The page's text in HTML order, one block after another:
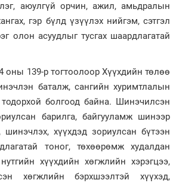
аюулгүй орчин, ажил, амьдралын
гэр бүлд үзүүлэх нийгэм, сэтгэл
олон асуудлыг тусгах шаардлагатай
оны 139-р тогтоолоор Хүүхдийн төлөө
баталж, сангийн хуримтлалын
болгоод байна. Шинэчилсэн
барилга, байгууламж шинээр
шинэчлэх, хүүхдэд зориулсан бүтээн
тоног, төхөөрөмж худалдан
хүүхдийн хөгжлийн хэрэгцээ,
хөгжлийн бэрхшээлтэй хүүхэд,